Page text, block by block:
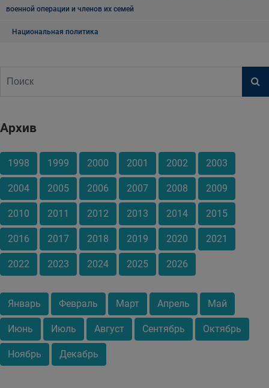
военной операции и членов их семей
Национальная политика
Архив
1998 1999 2000 2001 2002 2003
2004 2005 2006 2007 2008 2009
2010 2011 2012 2013 2014 2015
2016 2017 2018 2019 2020 2021
2022 2023 2024 2025 2026
Январь Февраль Март Апрель Май
Июнь Июль Август Сентябрь Октябрь
Ноябрь Декабрь